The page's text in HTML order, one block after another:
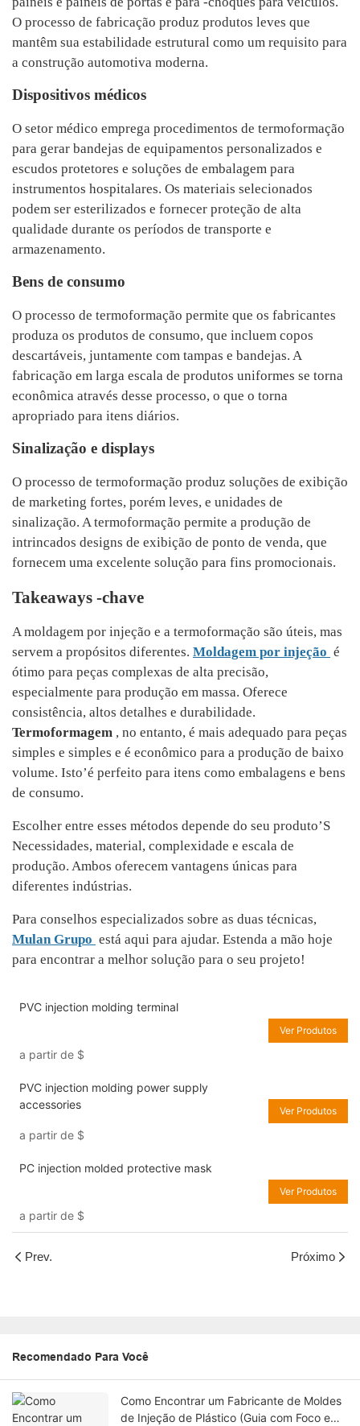
O processo de fabricação produz produtos leves que
mantêm sua estabilidade estrutural como um requisito para
a construção automotiva moderna.
Dispositivos médicos
O setor médico emprega procedimentos de termoformação
para gerar bandejas de equipamentos personalizados e
escudos protetores e soluções de embalagem para
instrumentos hospitalares. Os materiais selecionados
podem ser esterilizados e fornecer proteção de alta
qualidade durante os períodos de transporte e
armazenamento.
Bens de consumo
O processo de termoformação permite que os fabricantes
produza os produtos de consumo, que incluem copos
descartáveis, juntamente com tampas e bandejas. A
fabricação em larga escala de produtos uniformes se torna
econômica através desse processo, o que o torna
apropriado para itens diários.
Sinalização e displays
O processo de termoformação produz soluções de exibição
de marketing fortes, porém leves, e unidades de
sinalização. A termoformação permite a produção de
intrincados designs de exibição de ponto de venda, que
fornecem uma excelente solução para fins promocionais.
Takeaways -chave
A moldagem por injeção e a termoformação são úteis, mas
servem a propósitos diferentes. Moldagem por injeção é
ótimo para peças complexas de alta precisão,
especialmente para produção em massa. Oferece
consistência, altos detalhes e durabilidade.
Termoformagem , no entanto, é mais adequado para peças
simples e simples e é econômico para a produção de baixo
volume. Isto’é perfeito para itens como embalagens e bens
de consumo.
Escolher entre esses métodos depende do seu produto’S
Necessidades, material, complexidade e escala de
produção. Ambos oferecem vantagens únicas para
diferentes indústrias.
Para conselhos especializados sobre as duas técnicas,
Mulan Grupo está aqui para ajudar. Estenda a mão hoje
para encontrar a melhor solução para o seu projeto!
PVC injection molding terminal
a partir de $
Ver Produtos
PVC injection molding power supply
accessories
a partir de $
Ver Produtos
PC injection molded protective mask
a partir de $
Ver Produtos
Prev. Próximo
Recomendado Para Você
Como Encontrar um Fabricante de Moldes
de Injeção de Plástico (Guia com Foco em